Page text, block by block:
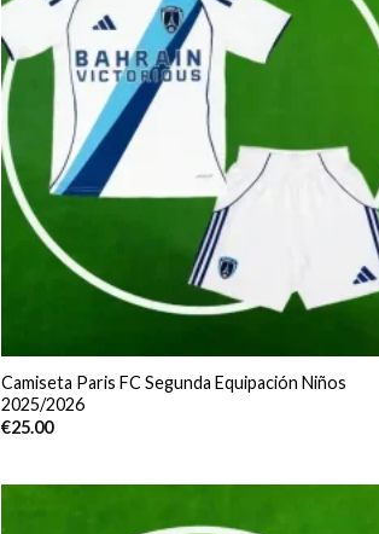
Camiseta Paris FC Segunda Equipación Niños
2025/2026
€25.00